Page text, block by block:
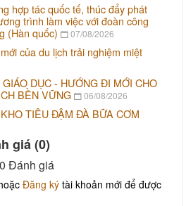
hợp tác quốc tế, thúc đẩy phát
trình làm việc với đoàn công
(Hàn quốc)
07/08/2026
của du lịch trải nghiệm miệt
DỤC - HƯỚNG ĐI MỚI CHO
BỀN VỮNG
06/08/2026
TIÊU ĐẬM ĐÀ BỮA CƠM
giá (0)
0 Đánh giá
Đăng ký tài khoản mới để được